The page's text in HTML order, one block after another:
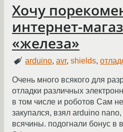
Хочу
интернет-
«железа»
arduino,avr,shields,
Очень много всякого для
отладки различных
в том числе и роботов Сам
закупался, взял arduino
всячины. подогнали бонус в